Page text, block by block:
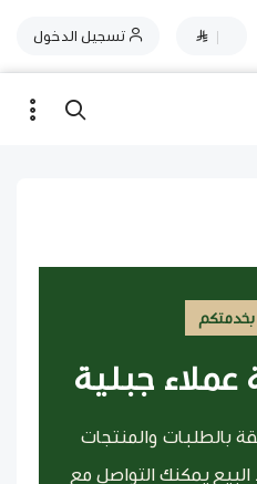
| تسجيل الدخول
عملاء جبلية
بالطلبات والمنتجات
يمكنك التواصل مع